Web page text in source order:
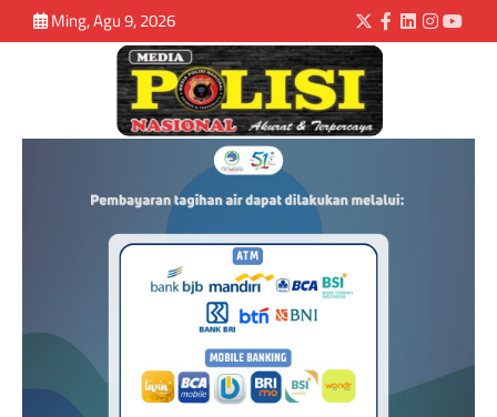
Ming, Agu 9, 2026